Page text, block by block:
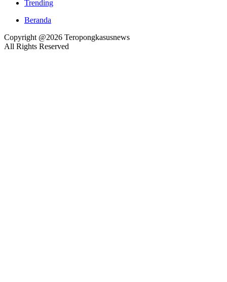
Trending
Beranda
Copyright @2026 Teropongkasusnews
All Rights Reserved